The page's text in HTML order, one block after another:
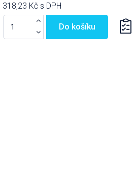
318,23 Kč s DPH
Do košíku